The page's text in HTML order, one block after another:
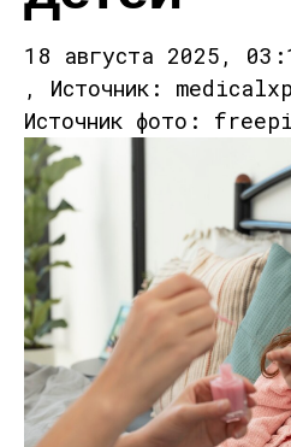
18 августа 2025,
, Источник:
Источник фото: